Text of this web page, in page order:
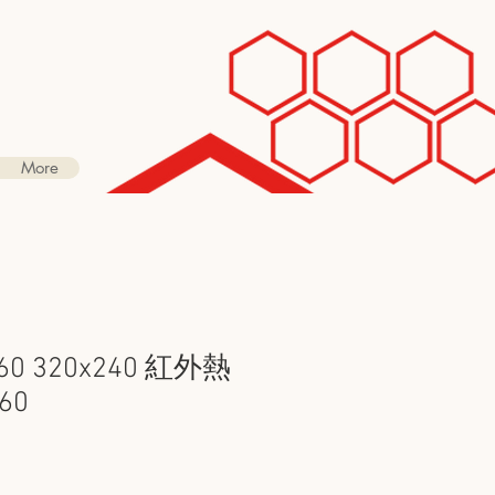
More
320x240 紅外熱